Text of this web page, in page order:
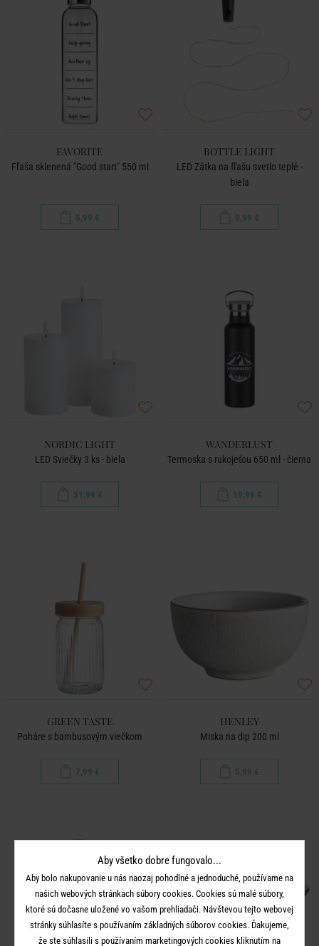
FAVORITE
Fľaša sklenená "Good start" 550 ml
5,99 €
BOTTLE LIGHT
LED Zátka na fľašu svetlo teplé -
biela
3,99 €
NORDIC LIGHT
LED Sviečky 3 ks - biela
31,99 €
WANDERLUST
Termoska s rukojeťou 650 ml - čierna
19,99 €
GREEN TASTE
Poháre s bambusovým viečkom
7,99 €
HENLEY
Miska na dip 200 ml
5,99 €
Aby všetko dobre fungovalo...
Aby bolo nakupovanie u nás naozaj pohodlné a jednoduché, používame na
našich webových stránkach súbory cookies. Cookies sú malé súbory,
ktoré sú dočasne uložené vo vašom prehliadači. Návštevou tejto webovej
stránky súhlasíte s používaním základných súborov cookies. Ďakujeme,
že ste súhlasili s používaním marketingových cookies kliknutím na